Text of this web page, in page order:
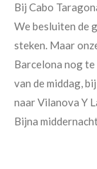
Bij Cabo
We besluiten de
steken. Maar
Barcelona nog te
van de middag,
naar Vilanova Y
Bijna